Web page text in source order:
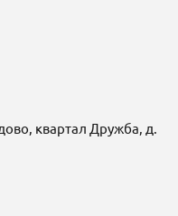
квартал Дружба, д.